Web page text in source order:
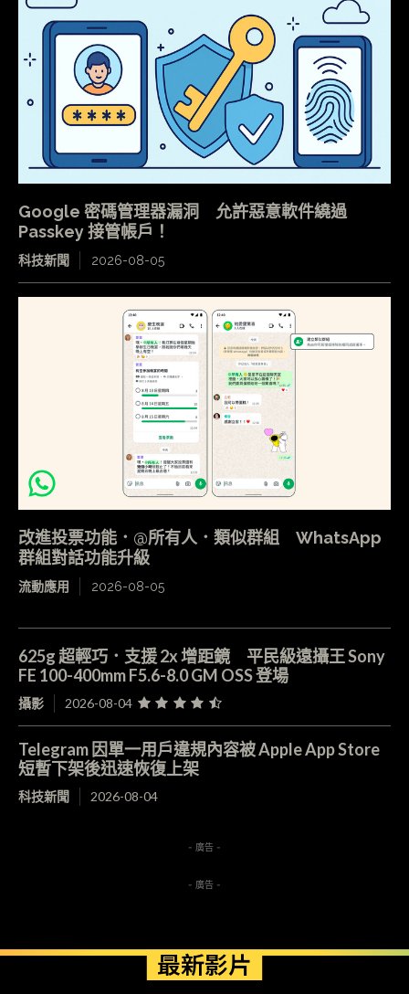
Google 密碼管理器漏洞 允許惡意軟件繞過
Passkey 接管帳戶！
科技新聞 2026-08-05
改進投票功能．@所有人．類似群組 WhatsApp
群組對話功能升級
流動應用 2026-08-05
625g 超輕巧．支援 2x 增距鏡 平民級遠攝王 Sony
FE 100-400mm F5.6-8.0 GM OSS 登場
攝影 2026-08-04
Telegram 因單一用戶違規內容被 Apple App Store
短暫下架後迅速恢復上架
科技新聞 2026-08-04
- 廣告 -
- 廣告 -
最新影片